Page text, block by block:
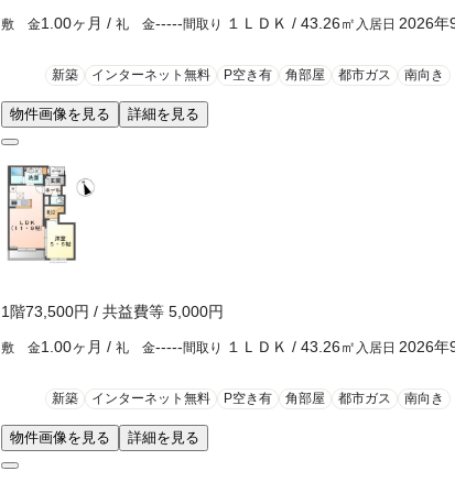
敷 金1.00ヶ月 / 礼 金-----間取り １ＬＤＫ / 43.26㎡ 入居日 2026年
新築 インターネット無料 P空き有 角部屋 都市ガス 南向き
物件画像を見る 詳細を見る
1 階73,500円 / 共益費等 5,000円
敷 金1.00ヶ月 / 礼 金-----間取り １ＬＤＫ / 43.26㎡ 入居日 2026年
新築 インターネット無料 P空き有 角部屋 都市ガス 南向き
物件画像を見る 詳細を見る